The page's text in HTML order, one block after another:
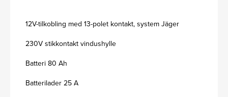
12V-tilkobling med 13-polet kontakt, system Jäger
230V stikkontakt vindushylle
Batteri 80 Ah
Batterilader 25 A